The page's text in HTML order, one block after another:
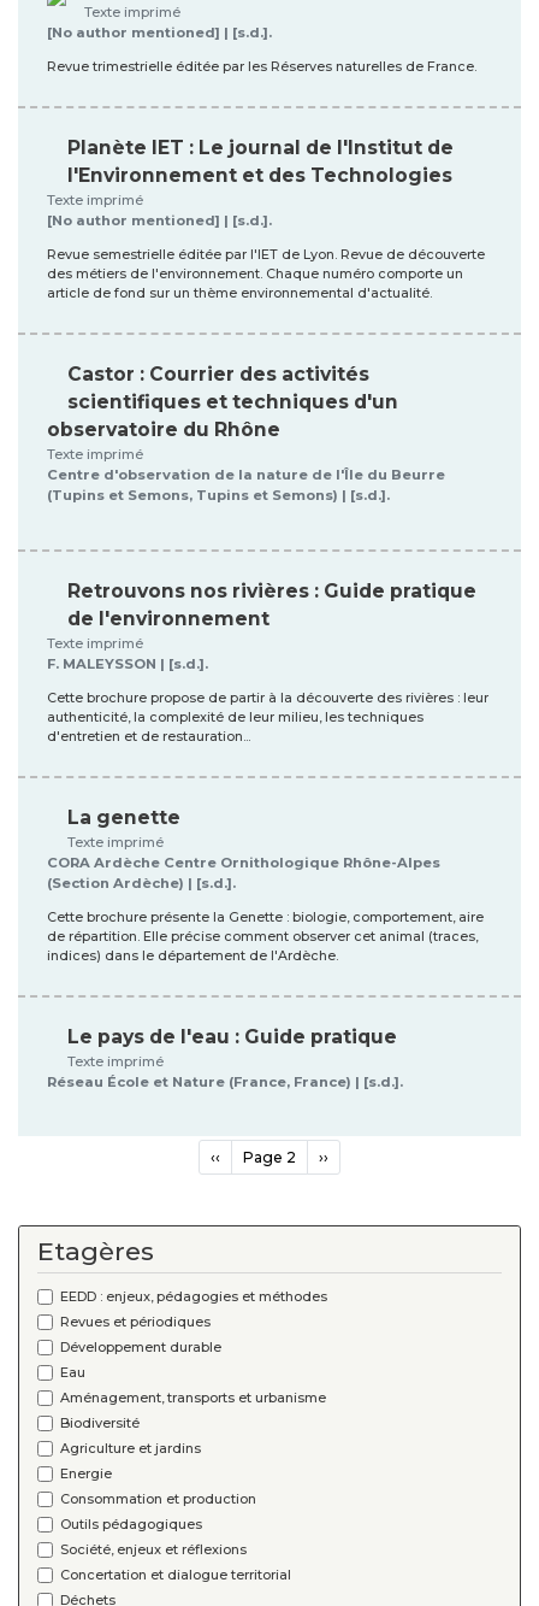
Texte imprimé
[No author mentioned] | [s.d.].
Revue trimestrielle éditée par les Réserves naturelles de France.
Planète IET : Le journal de l'Institut de
l'Environnement et des Technologies
Texte imprimé
[No author mentioned] | [s.d.].
Revue semestrielle éditée par l'IET de Lyon. Revue de découverte
des métiers de l'environnement. Chaque numéro comporte un
article de fond sur un thème environnemental d'actualité.
Castor : Courrier des activités
scientifiques et techniques d'un
observatoire du Rhône
Texte imprimé
Centre d'observation de la nature de l'Île du Beurre
(Tupins et Semons, Tupins et Semons) | [s.d.].
Retrouvons nos rivières : Guide pratique
de l'environnement
Texte imprimé
F. MALEYSSON | [s.d.].
Cette brochure propose de partir à la découverte des rivières : leur
authenticité, la complexité de leur milieu, les techniques
d'entretien et de restauration...
La genette
Texte imprimé
CORA Ardèche Centre Ornithologique Rhône-Alpes
(Section Ardèche) | [s.d.].
Cette brochure présente la Genette : biologie, comportement, aire
de répartition. Elle précise comment observer cet animal (traces,
indices) dans le département de l'Ardèche.
Le pays de l'eau : Guide pratique
Texte imprimé
Réseau École et Nature (France, France) | [s.d.].
Page
précédente
‹‹ Page 2
Page
suivante
››
Etagères
EEDD : enjeux, pédagogies et méthodes
Revues et périodiques
Développement durable
Eau
Aménagement, transports et urbanisme
Biodiversité
Agriculture et jardins
Energie
Consommation et production
Outils pédagogiques
Société, enjeux et réflexions
Concertation et dialogue territorial
Déchets